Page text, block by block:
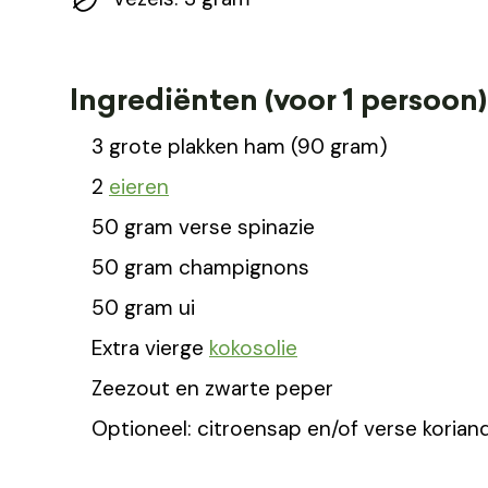
Ingrediënten (voor 1 persoon)
3 grote plakken ham (90 gram)
2 eieren
50 gram verse spinazie
50 gram champignons
50 gram ui
Extra vierge kokosolie
Zeezout en zwarte peper
Optioneel: citroensap en/of verse